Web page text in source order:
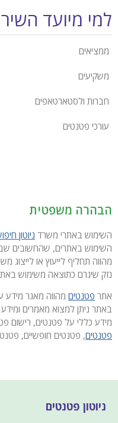
למי מיועד
ממציאים
משקיעים
חברות ולסטארטאפים
עורכי פטנטים
הבהרה משפטית
השימוש באתרי משרד ניוטון
השימוש באתרים, שהחשובים
מהווה תחליף לייעוץ או
נזק שיגרם כתוצאה משימוש
אתר פטנטים מהווה מאגר מידע
באתר ניתן למצוא מאמרים
מידע כללי על פטנטים, רישום
פטנטים, פטנטים חופשיים,
ניוטון פטנטים